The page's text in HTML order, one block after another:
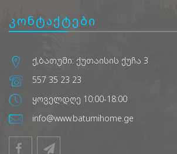
კონტაქტები
ქ,ბათუმი: ქუთაისის ქუჩა 3
557 35 23 23
ყოველდღე 10:00-18:00
info@www.batumihome.ge